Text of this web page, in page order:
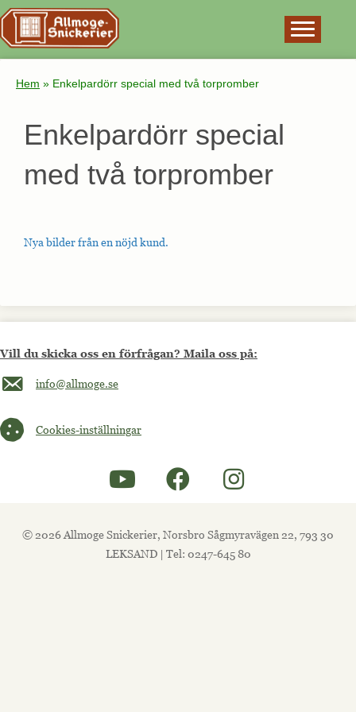
Hem » Enkelpardörr special med två torpromber
Enkelpardörr special
med två torpromber
Nya bilder från en nöjd kund.
Vill du skicka oss en förfrågan? Maila oss på:
Maila oss på info@allmoge.se
info@allmoge.se
Cookies-inställningar
Cookies-inställningar
© 2026 Allmoge Snickerier, Norsbro Sågmyravägen 22, 793 30
LEKSAND | Tel: 0247-645 80